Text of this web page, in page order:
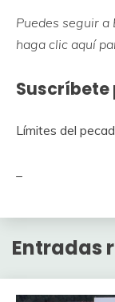
Puedes seguir a
haga clic aquí
Suscríbete
Límites del
Entradas